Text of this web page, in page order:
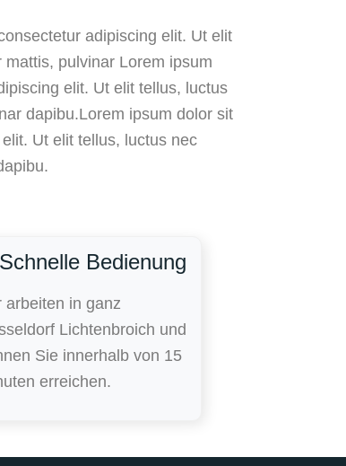
adipiscing elit. Ut elit
pulvinar Lorem ipsum
elit. Ut elit tellus, luctus
dapibu.Lorem ipsum dolor sit
Ut elit tellus, luctus nec
Schnelle Bedienung
arbeiten in ganz
Lichtenbroich und
Sie innerhalb von 15
erreichen.